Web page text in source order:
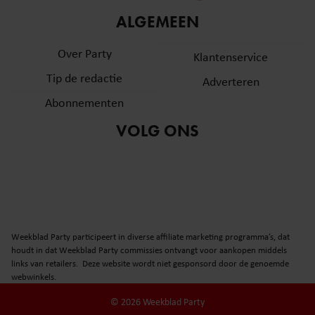
partners voor social media, adverteren en analyse. Deze
informatie die u aan ze heeft verstrekt of die ze hebben
verzameld op basis van uw gebruik van hun services. U
gebruiken.
ALGEMEEN
Over Party
Tip de redactie
Abonnementen
Klantenservice
Adverteren
VOLG ONS
Weekblad Party participeert in diverse affiliate marketing programma’s, dat
houdt in dat Weekblad Party commissies ontvangt voor aankopen middels
links van retailers. Deze website wordt niet gesponsord door de genoemde
webwinkels.
© 2026 Weekblad Party